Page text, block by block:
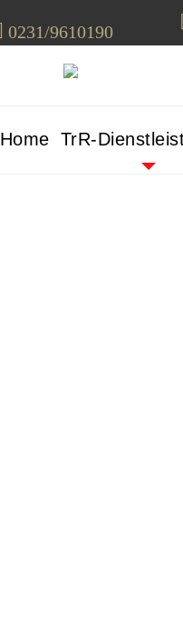
0231/9610190
Home TrR-